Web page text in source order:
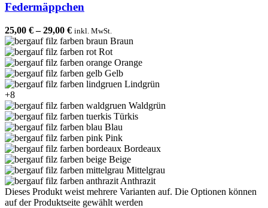
Federmäppchen
25,00 €–29,00 € inkl. MwSt.
Braun
Rot
Orange
Gelb
Lindgrün
+8
Waldgrün
Türkis
Blau
Pink
Bordeaux
Beige
Mittelgrau
Anthrazit
Dieses Produkt weist mehrere Varianten auf. Die Optionen können
auf der Produktseite gewählt werden